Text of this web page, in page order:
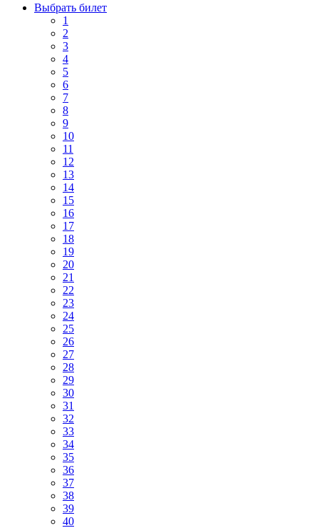
Выбрать билет
1
2
3
4
5
6
7
8
9
10
11
12
13
14
15
16
17
18
19
20
21
22
23
24
25
26
27
28
29
30
31
32
33
34
35
36
37
38
39
40